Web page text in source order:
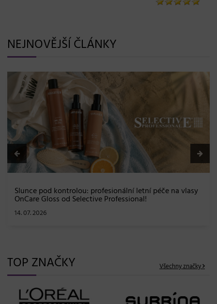
NEJNOVĚJŠÍ ČLÁNKY
letní péče na vlasy
BLONDME přichází s novou
a maximální péče bez
08. 06. 2026
TOP ZNAČKY Všechny značky